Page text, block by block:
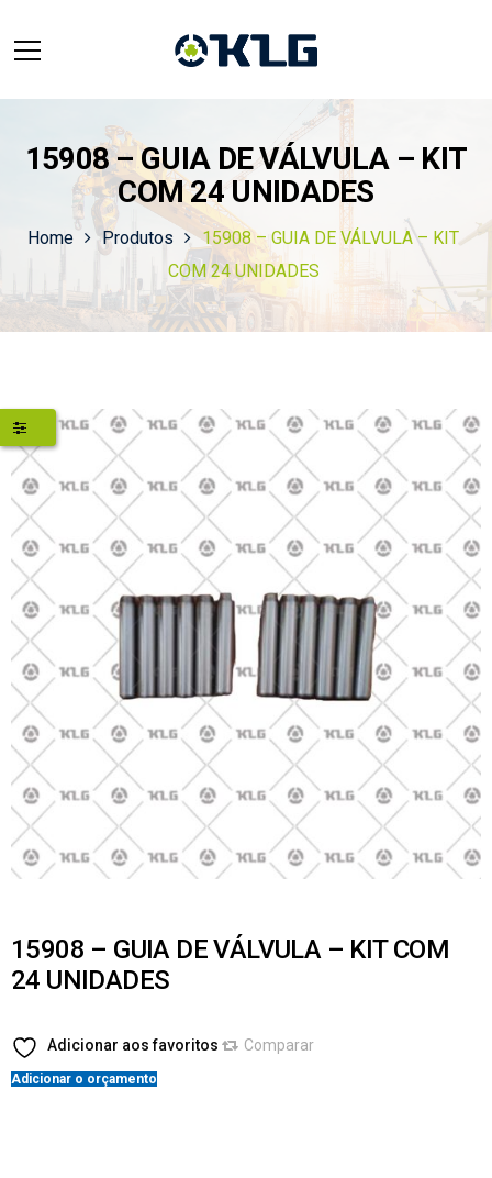
15908 – GUIA DE VÁLVULA – KIT
COM 24 UNIDADES
Home Produtos
15908 – GUIA DE VÁLVULA – KIT
COM 24 UNIDADES
15908 – GUIA DE VÁLVULA – KIT COM
24 UNIDADES
Adicionar aos favoritos Comparar
Adicionar o orçamento